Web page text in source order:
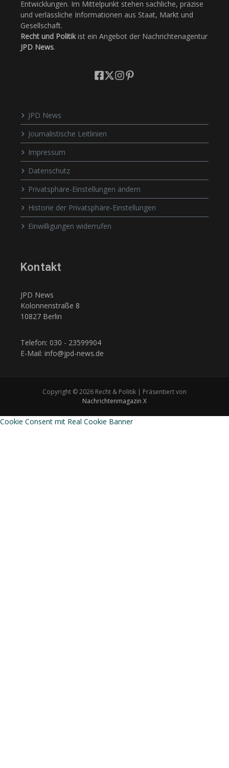
Entwicklungen. Im Mittelpunkt stehen sachliche, präzise
und verlässliche Informationen aus Staat, Markt und
Gesellschaft.
Recht und Politikist ein Angebot der Nachrichtenagentur
JPD News.
JPD News
Journalistische Leitlinien
Impressum
Datenschutz
Privatsphäre-Einstellungen ändern
Historie der Privatsphäre-Einstellungen
Einwilligungen widerrufen
Kontakt
JPD News
Kolonnenstraße 8
10827 Berlin
Telefon: 030 - 23599904
E-Mail: info@jpd-news.de
Copyright © 2026 Recht & Politik | Präsentiert von
Nachrichtenmagazin X
Cookie Consent mit Real Cookie Banner